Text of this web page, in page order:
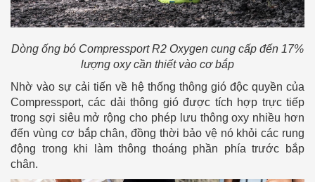
Dòng ống bó Compressport R2 Oxygen cung cấp đến 17%
lượng oxy cần thiết vào cơ bắp
Nhờ vào sự cải tiến về hệ thống thông gió độc quyền của
Compressport, các dải thông gió được tích hợp trực tiếp
trong sợi siêu mở rộng cho phép lưu thông oxy nhiều hơn
đến vùng cơ bắp chân, đồng thời bảo vệ nó khỏi các rung
động trong khi làm thông thoáng phần phía trước bắp
chân.